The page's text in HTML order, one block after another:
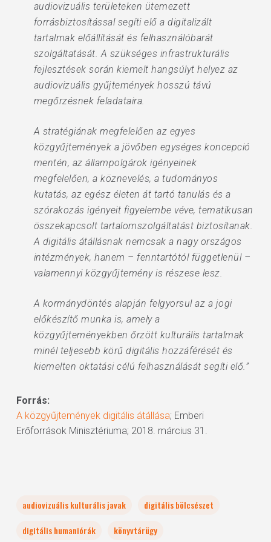
audiovizuális területeken ütemezett
forrásbiztosítással segíti elő a digitalizált
tartalmak előállítását és felhasználóbarát
szolgáltatását. A szükséges infrastrukturális
fejlesztések során kiemelt hangsúlyt helyez az
audiovizuális gyűjtemények hosszú távú
megőrzésnek feladataira.
A stratégiának megfelelően az egyes
közgyűjtemények a jövőben egységes koncepció
mentén, az állampolgárok igényeinek
megfelelően, a köznevelés, a tudományos
kutatás, az egész életen át tartó tanulás és a
szórakozás igényeit figyelembe véve, tematikusan
összekapcsolt tartalomszolgáltatást biztosítanak.
A digitális átállásnak nemcsak a nagy országos
intézmények, hanem – fenntartótól függetlenül –
valamennyi közgyűjtemény is részese lesz.
A kormánydöntés alapján felgyorsul az a jogi
előkészítő munka is, amely a
közgyűjteményekben őrzött kulturális tartalmak
minél teljesebb körű digitális hozzáférését és
kiemelten oktatási célú felhasználását segíti elő.”
Forrás:
A közgyűjtemények digitális átállása; Emberi
Erőforrások Minisztériuma; 2018. március 31.
audiovizuális kulturális javak
digitális bölcsészet
digitális humaniórák
könyvtárügy